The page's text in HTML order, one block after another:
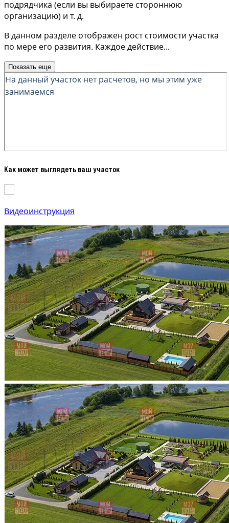
подрядчика (если вы выбираете стороннюю
организацию) и т. д.
В данном разделе отображен рост стоимости участка
по мере его развития. Каждое действие...
Показать еще
Как может выглядеть ваш участок
Видеоинструкция